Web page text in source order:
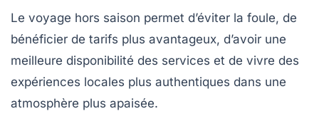
Le voyage hors saison permet d’éviter la foule, de
bénéficier de tarifs plus avantageux, d’avoir une
meilleure disponibilité des services et de vivre des
expériences locales plus authentiques dans une
atmosphère plus apaisée.